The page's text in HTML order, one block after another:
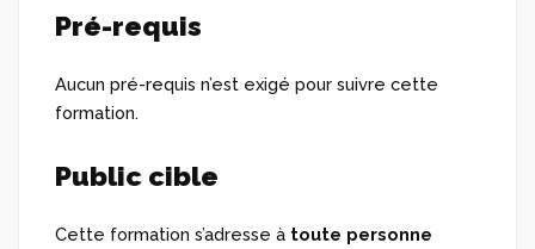
Pré-requis
Aucun pré-requis n’est exigé pour suivre cette
formation.
Public cible
Cette formation s’adresse à toute personne